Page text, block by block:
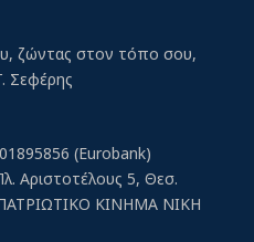
ζώντας στον τόπο σου,
Σεφέρης
(Eurobank)
Αριστοτέλους 5, Θεσ.
ΚΙΝΗΜΑ ΝΙΚΗ